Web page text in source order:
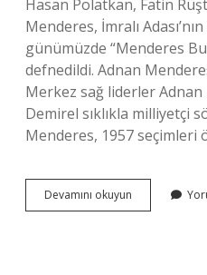
Hasan Polatkan, Fatin
Menderes, İmralı
günümüzde “Menderes
defnedildi. Adnan
Merkez sağ liderler
Demirel sıklıkla milliyetçi
Menderes, 1957 seçimleri
Devamını okuyun
Menderes